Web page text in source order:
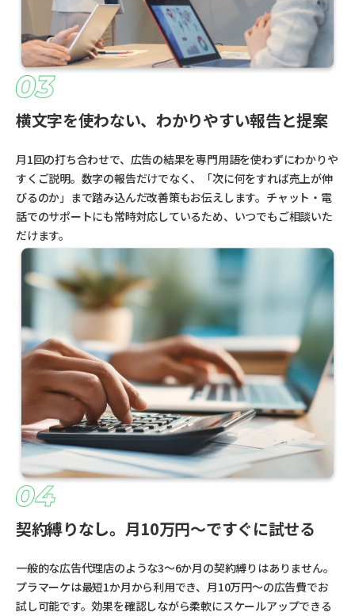
横文字を使わない、わかりやすい報告と提案
月1回の打ち合わせで、広告の結果を専門用語を使わずにわかりや
すくご説明。数字の報告だけでなく、「次に何をすれば売上が伸
びるのか」まで踏み込んだ改善策もお伝えします。チャット・電
話でのサポートにも常時対応しているため、いつでもご相談いた
だけます。
契約縛りなし。月10万円〜ですぐに試せる
一般的な広告代理店のような3〜6か月の契約縛りはありません。
プラマーケは最短1か月から利用でき、月10万円〜の広告費でお
試し可能です。効果を確認しながら柔軟にスケールアップできる